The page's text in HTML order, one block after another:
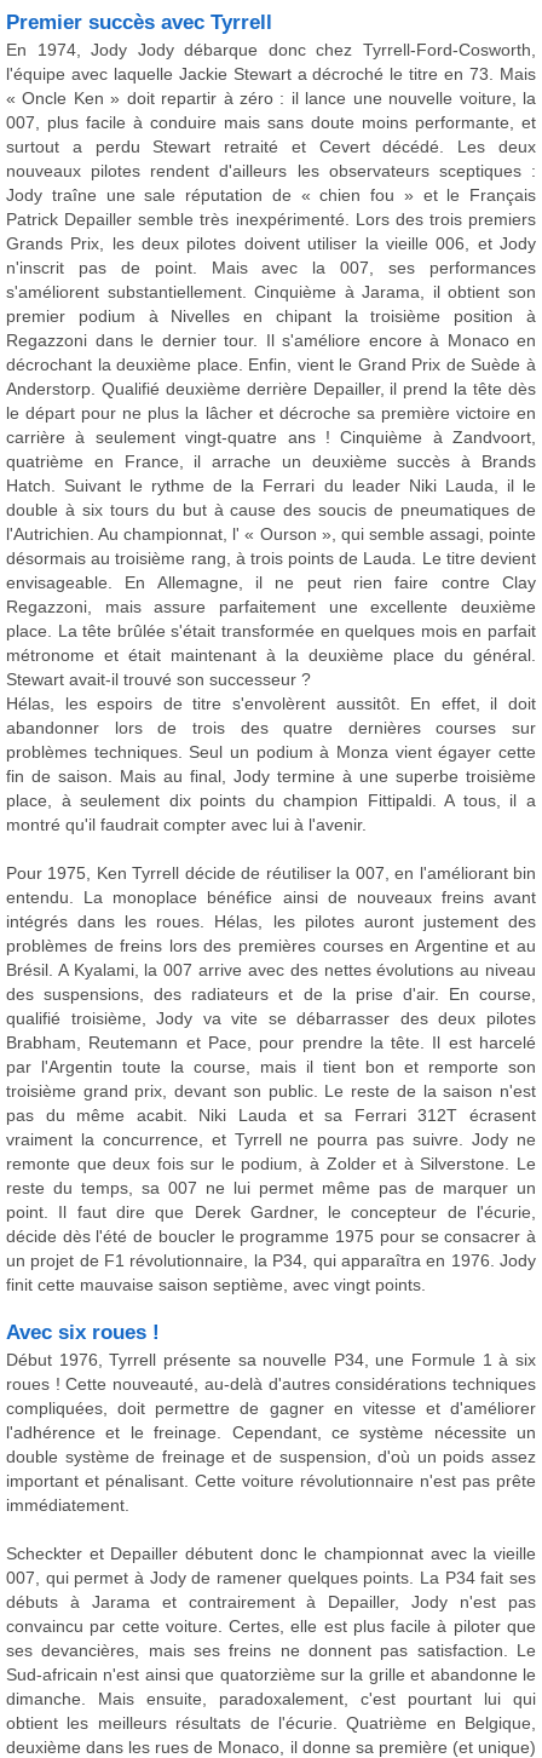
Premier succès avec Tyrrell
En 1974, Jody Jody débarque donc chez Tyrrell-Ford-Cosworth,
l'équipe avec laquelle Jackie Stewart a décroché le titre en 73. Mais
« Oncle Ken » doit repartir à zéro : il lance une nouvelle voiture, la
007, plus facile à conduire mais sans doute moins performante, et
surtout a perdu Stewart retraité et Cevert décédé. Les deux
nouveaux pilotes rendent d'ailleurs les observateurs sceptiques :
Jody traîne une sale réputation de « chien fou » et le Français
Patrick Depailler semble très inexpérimenté. Lors des trois premiers
Grands Prix, les deux pilotes doivent utiliser la vieille 006, et Jody
n'inscrit pas de point. Mais avec la 007, ses performances
s'améliorent substantiellement. Cinquième à Jarama, il obtient son
premier podium à Nivelles en chipant la troisième position à
Regazzoni dans le dernier tour. Il s'améliore encore à Monaco en
décrochant la deuxième place. Enfin, vient le Grand Prix de Suède à
Anderstorp. Qualifié deuxième derrière Depailler, il prend la tête dès
le départ pour ne plus la lâcher et décroche sa première victoire en
carrière à seulement vingt-quatre ans ! Cinquième à Zandvoort,
quatrième en France, il arrache un deuxième succès à Brands
Hatch. Suivant le rythme de la Ferrari du leader Niki Lauda, il le
double à six tours du but à cause des soucis de pneumatiques de
l'Autrichien. Au championnat, l' « Ourson », qui semble assagi, pointe
désormais au troisième rang, à trois points de Lauda. Le titre devient
envisageable. En Allemagne, il ne peut rien faire contre Clay
Regazzoni, mais assure parfaitement une excellente deuxième
place. La tête brûlée s'était transformée en quelques mois en parfait
métronome et était maintenant à la deuxième place du général.
Stewart avait-il trouvé son successeur ?
Hélas, les espoirs de titre s'envolèrent aussitôt. En effet, il doit
abandonner lors de trois des quatre dernières courses sur
problèmes techniques. Seul un podium à Monza vient égayer cette
fin de saison. Mais au final, Jody termine à une superbe troisième
place, à seulement dix points du champion Fittipaldi. A tous, il a
montré qu'il faudrait compter avec lui à l'avenir.
Pour 1975, Ken Tyrrell décide de réutiliser la 007, en l'améliorant bin
entendu. La monoplace bénéfice ainsi de nouveaux freins avant
intégrés dans les roues. Hélas, les pilotes auront justement des
problèmes de freins lors des premières courses en Argentine et au
Brésil. A Kyalami, la 007 arrive avec des nettes évolutions au niveau
des suspensions, des radiateurs et de la prise d'air. En course,
qualifié troisième, Jody va vite se débarrasser des deux pilotes
Brabham, Reutemann et Pace, pour prendre la tête. Il est harcelé
par l'Argentin toute la course, mais il tient bon et remporte son
troisième grand prix, devant son public. Le reste de la saison n'est
pas du même acabit. Niki Lauda et sa Ferrari 312T écrasent
vraiment la concurrence, et Tyrrell ne pourra pas suivre. Jody ne
remonte que deux fois sur le podium, à Zolder et à Silverstone. Le
reste du temps, sa 007 ne lui permet même pas de marquer un
point. Il faut dire que Derek Gardner, le concepteur de l'écurie,
décide dès l'été de boucler le programme 1975 pour se consacrer à
un projet de F1 révolutionnaire, la P34, qui apparaîtra en 1976. Jody
finit cette mauvaise saison septième, avec vingt points.
Avec six roues !
Début 1976, Tyrrell présente sa nouvelle P34, une Formule 1 à six
roues ! Cette nouveauté, au-delà d'autres considérations techniques
compliquées, doit permettre de gagner en vitesse et d'améliorer
l'adhérence et le freinage. Cependant, ce système nécessite un
double système de freinage et de suspension, d'où un poids assez
important et pénalisant. Cette voiture révolutionnaire n'est pas prête
immédiatement.
Scheckter et Depailler débutent donc le championnat avec la vieille
007, qui permet à Jody de ramener quelques points. La P34 fait ses
débuts à Jarama et contrairement à Depailler, Jody n'est pas
convaincu par cette voiture. Certes, elle est plus facile à piloter que
ses devancières, mais ses freins ne donnent pas satisfaction. Le
Sud-africain n'est ainsi que quatorzième sur la grille et abandonne le
dimanche. Mais ensuite, paradoxalement, c'est pourtant lui qui
obtient les meilleurs résultats de l'écurie. Quatrième en Belgique,
deuxième dans les rues de Monaco, il donne sa première (et unique)